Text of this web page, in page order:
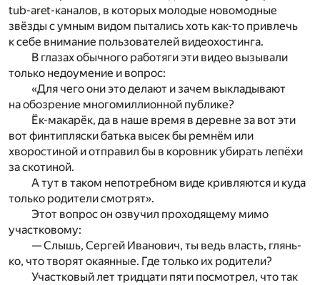
tub-aret-каналов, в которых молодые новомодные
звёзды с умным видом пытались хоть как-то привлечь
к себе внимание пользователей видеохостинга.
В глазах обычного работяги эти видео вызывали
только недоумение и вопрос:
«Для чего они это делают и зачем выкладывают
на обозрение многомиллионной публике?
Ёк-макарёк, да в наше время в деревне за вот эти
вот финтипляски батька высек бы ремнём или
хворостиной и отправил бы в коровник убирать лепёхи
за скотиной.
А тут в таком непотребном виде кривляются и куда
только родители смотрят».
Этот вопрос он озвучил проходящему мимо
участковому:
— Слышь, Сергей Иванович, ты ведь власть, глянь-
ко, что творят окаянные. Где только их родители?
Участковый лет тридцати пяти посмотрел, что так